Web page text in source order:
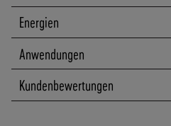
D
U
S
H
Energien
Anwendungen
Kundenbewertungen